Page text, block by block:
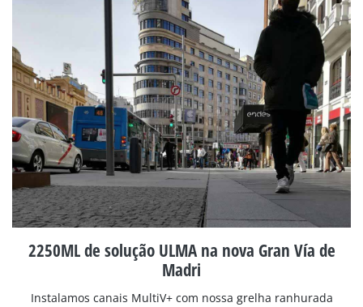
2250ML de solução ULMA na nova Gran Vía de
Madri
Instalamos canais MultiV+ com nossa grelha ranhurada